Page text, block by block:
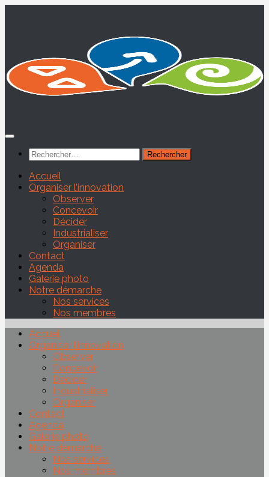
Rechercher :
Accueil
Organiser l’innovation
Observer
Concevoir
Décider
Industrialiser
Organiser
Contact
Agenda
Galerie photo
Notre démarche
Nos services
Nos membres
Accueil
Organiser l’innovation
Observer
Concevoir
Décider
Industrialiser
Organiser
Contact
Agenda
Galerie photo
Notre démarche
Nos services
Nos membres